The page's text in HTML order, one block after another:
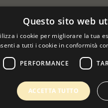
Questo sito web
i cookie per migliorare la tua
a tutti i cookie in conformità
PERFORMANCE
ACCETTA TUTTO